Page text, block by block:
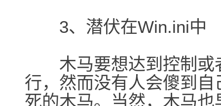
3、潜伏在Win.ini中
木马要想达到控制或
行，然而没有人会傻到
死的木马。当然，木马